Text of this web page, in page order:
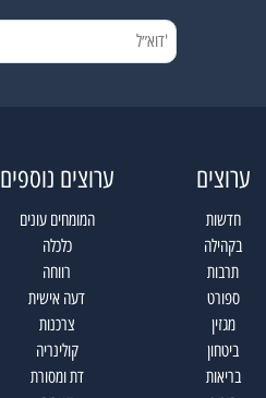
ערוצים
חדשות
בקהילה
תרבות
ספורט
מגזין
ביטחון
בריאות
ערוצים נוספים
המומחים עונים
כלכלה
רווחה
דעה אישית
צרכנות
קולינריה
דת ומסורת